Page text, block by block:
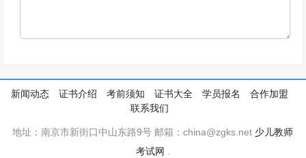
新闻动态 证书介绍 考前须知 证书大全 学员报名
合作加盟
联系我们
地址：南京市新街口中山东路9号 邮箱：china@zgks.net 少儿教师
考试网